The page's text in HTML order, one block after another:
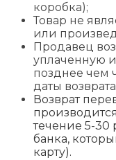
коробка);
Товар не
или
Продавец
уплаченную
позднее чем
даты
Возврат
течение 5-30
банка,
карту).